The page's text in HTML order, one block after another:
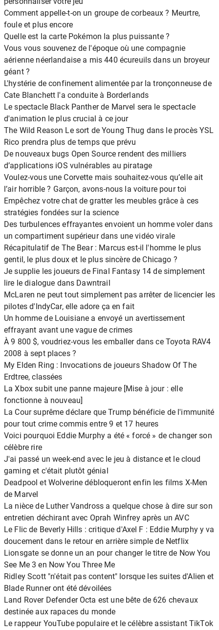
Comment appelle-t-on un groupe de corbeaux ? Meurtre,
foule et plus encore
Quelle est la carte Pokémon la plus puissante ?
Vous vous souvenez de l'époque où une compagnie
aérienne néerlandaise a mis 440 écureuils dans un broyeur
géant ?
L'hystérie de confinement alimentée par la tronçonneuse de
Cate Blanchett l'a conduite à Borderlands
Le spectacle Black Panther de Marvel sera le spectacle
d'animation le plus crucial à ce jour
The Wild Reason Le sort de Young Thug dans le procès YSL
Rico prendra plus de temps que prévu
De nouveaux bugs Open Source rendent des milliers
d’applications iOS vulnérables au piratage
Voulez-vous une Corvette mais souhaitez-vous qu’elle ait
l’air horrible ? Garçon, avons-nous la voiture pour toi
Empêchez votre chat de gratter les meubles grâce à ces
stratégies fondées sur la science
Des turbulences effrayantes envoient un homme voler dans
un compartiment supérieur dans une vidéo virale
Récapitulatif de The Bear : Marcus est-il l'homme le plus
gentil, le plus doux et le plus sincère de Chicago ?
Je supplie les joueurs de Final Fantasy 14 de simplement
lire le dialogue dans Dawntrail
McLaren ne peut tout simplement pas arrêter de licencier les
pilotes d'IndyCar, elle adore ça en fait
Un homme de Louisiane a envoyé un avertissement
effrayant avant une vague de crimes
À 9 800 $, voudriez-vous les emballer dans ce Toyota RAV4
2008 à sept places ?
My Elden Ring : Invocations de joueurs Shadow Of The
Erdtree, classées
La Xbox subit une panne majeure [Mise à jour : elle
fonctionne à nouveau]
La Cour suprême déclare que Trump bénéficie de l'immunité
pour tout crime commis entre 9 et 17 heures
Voici pourquoi Eddie Murphy a été « forcé » de changer son
célèbre rire
J'ai passé un week-end avec le jeu à distance et le cloud
gaming et c'était plutôt génial
Deadpool et Wolverine débloqueront enfin les films X-Men
de Marvel
La nièce de Luther Vandross a quelque chose à dire sur son
entretien déchirant avec Oprah Winfrey après un AVC
Le Flic de Beverly Hills : critique d'Axel F : Eddie Murphy y va
doucement dans le retour en arrière simple de Netflix
Lionsgate se donne un an pour changer le titre de Now You
See Me 3 en Now You Three Me
Ridley Scott "n'était pas content" lorsque les suites d'Alien et
Blade Runner ont été dévoilées
Land Rover Defender Octa est une bête de 626 chevaux
destinée aux rapaces du monde
Le rappeur YouTube populaire et le célèbre assistant TikTok